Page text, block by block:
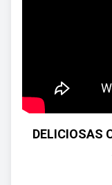
DELICIOSAS